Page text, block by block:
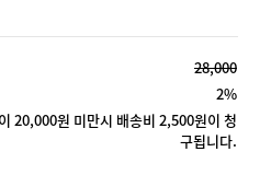
28,000
2%
20,000원 미만시 배송비 2,500원이 청
구됩니다.